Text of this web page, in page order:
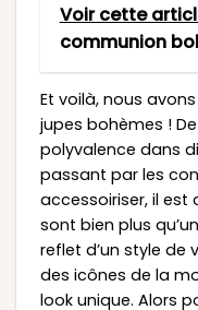
Voir cette
communion
Et voilà, nous
jupes bohèmes !
polyvalence dans
passant par les
accessoiriser, il est
sont bien plus
reflet d’un style de
des icônes de la
look unique. Alors